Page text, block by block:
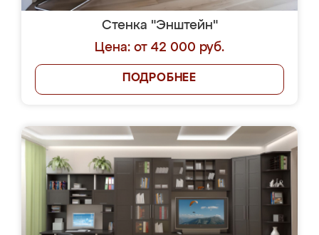
Стенка "Энштейн"
Цена: от 42 000 руб.
ПОДРОБНЕЕ